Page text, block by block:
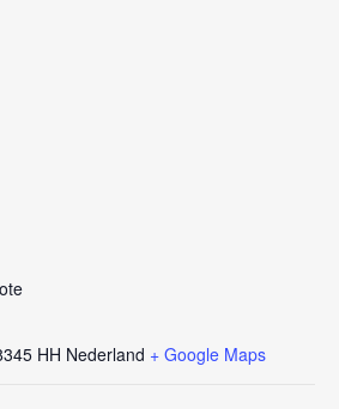
HH Nederland + Google Maps